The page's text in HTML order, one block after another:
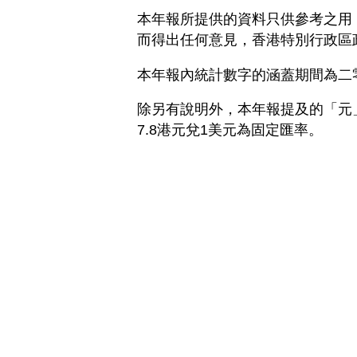
本年報所提供的資料只供參考之
而得出任何意見，香港特別行政
本年報內統計數字的涵蓋期間為
除另有說明外，本年報提及的「
7.8港元兌1美元為固定匯率。